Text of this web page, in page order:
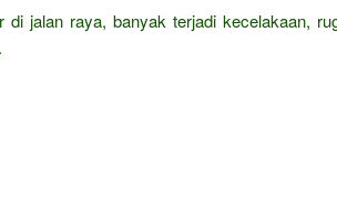
di jalan raya, banyak terjadi kecelakaan,